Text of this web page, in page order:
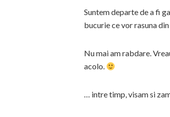
Suntem departe de a fi
bucurie ce vor rasuna
Nu mai am rabdare.
acolo.
… intre timp, visam si